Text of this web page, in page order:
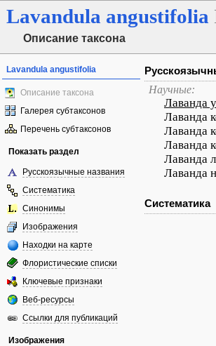
Lavandula angustifolia
Описание таксона
Lavandula angustifolia
Описание таксона
Галерея субтаксонов
Перечень субтаксонов
Показать раздел
Русскоязычные названия
Систематика
Синонимы
Изображения
Находки на карте
Флористические списки
Ключевые признаки
Веб-ресурсы
Ссылки для публикаций
Изображения
Научные:
Лаванда
Лаванда
Лаванда
Лаванда
Лаванда
Лаванда
Систематика